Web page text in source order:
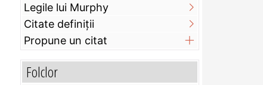
Legile lui Murphy
Citate definiţii
Propune un citat
Folclor